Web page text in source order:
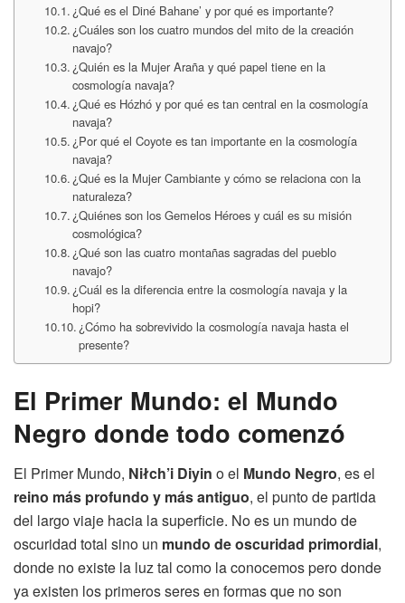
¿Qué es el Diné Bahane’ y por qué es importante?
¿Cuáles son los cuatro mundos del mito de la creación
navajo?
¿Quién es la Mujer Araña y qué papel tiene en la
cosmología navaja?
¿Qué es Hózhó y por qué es tan central en la cosmología
navaja?
¿Por qué el Coyote es tan importante en la cosmología
navaja?
¿Qué es la Mujer Cambiante y cómo se relaciona con la
naturaleza?
¿Quiénes son los Gemelos Héroes y cuál es su misión
cosmológica?
¿Qué son las cuatro montañas sagradas del pueblo
navajo?
¿Cuál es la diferencia entre la cosmología navaja y la
hopi?
¿Cómo ha sobrevivido la cosmología navaja hasta el
presente?
El Primer Mundo: el Mundo
Negro donde todo comenzó
El Primer Mundo, Niłch’i Diyin o el Mundo Negro, es el
reino más profundo y más antiguo, el punto de partida
del largo viaje hacia la superficie. No es un mundo de
oscuridad total sino un mundo de oscuridad primordial,
donde no existe la luz tal como la conocemos pero donde
ya existen los primeros seres en formas que no son